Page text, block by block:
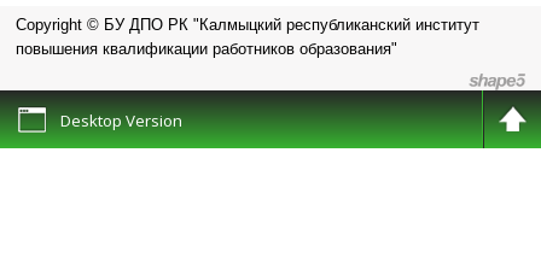
"Деятельность в области государственного
контроля (надзора) и системы оценки
Copyright © БУ ДПО РК "Калмыцкий республиканский институт
повышения квалификации работников образования"
Desktop Version